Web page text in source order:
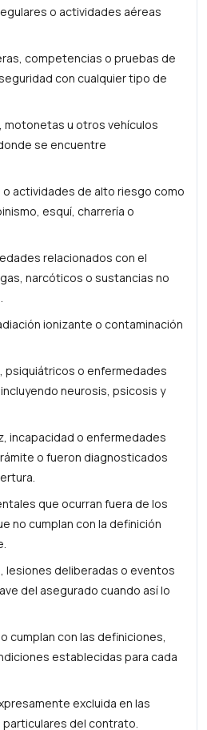
o actividades aéreas
competencias o pruebas de
con cualquier tipo de
u otros vehículos
se encuentre
actividades de alto riesgo como
esquí, charrería o
relacionados con el
narcóticos o sustancias no
ionizante o contaminación
psiquiátricos o enfermedades
neurosis, psicosis y
incapacidad o enfermedades
o fueron diagnosticados
que ocurran fuera de los
no cumplan con la definición
lesiones deliberadas o eventos
del asegurado cuando así lo
cumplan con las definiciones,
establecidas para cada
excluida en las
del contrato.